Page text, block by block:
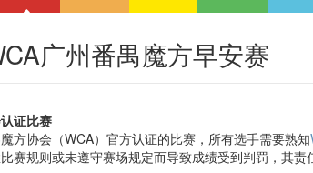
广州番禺魔方早安赛
证比赛
方协会（WCA）官方认证的比赛，所有选手需要熟知
赛规则或未遵守赛场规定而导致成绩受到判罚，其